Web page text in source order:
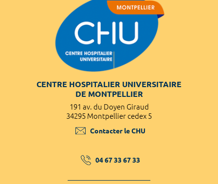
CENTRE HOSPITALIER UNIVERSITAIRE
DE MONTPELLIER
191 av. du Doyen Giraud
34295 Montpellier cedex 5
Contacter le CHU
04 67 33 67 33